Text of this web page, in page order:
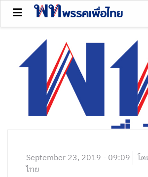
September 23, 2019 - 09:09 โ
ไทย